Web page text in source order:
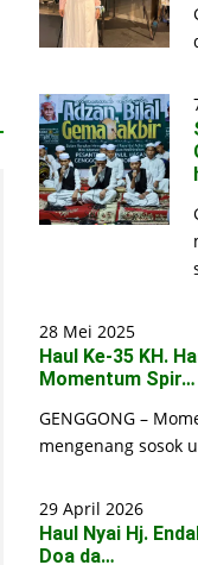
28 Mei 2025
Haul Ke-35 KH.
Momentum Spir…
GENGGONG –
mengenang sosok
29 April 2026
Haul Nyai Hj.
Doa da…